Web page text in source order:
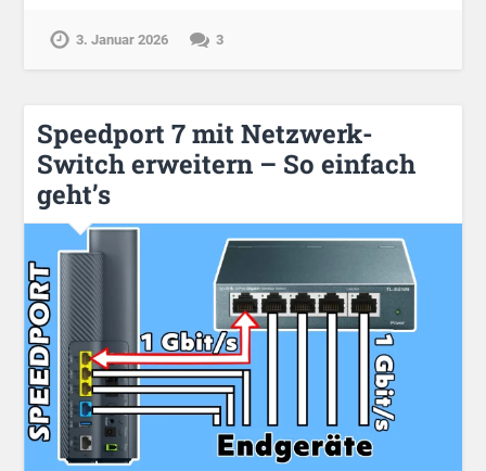
3. Januar 2026 3
Speedport 7 mit Netzwerk-
Switch erweitern – So einfach
geht’s